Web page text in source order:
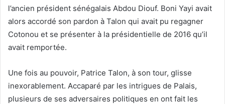
l’ancien président sénégalais Abdou Diouf. Boni Yayi avait
alors accordé son pardon à Talon qui avait pu regagner
Cotonou et se présenter à la présidentielle de 2016 qu’il
avait remportée.
Une fois au pouvoir, Patrice Talon, à son tour, glisse
inexorablement. Accaparé par les intrigues de Palais,
plusieurs de ses adversaires politiques en ont fait les